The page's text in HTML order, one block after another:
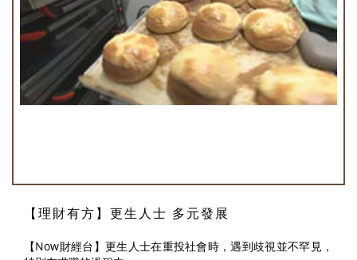
【理財有方】更生人士 多元發展
【Now財經台】更生人士在重投社會時，遇到歧視並不罕見，